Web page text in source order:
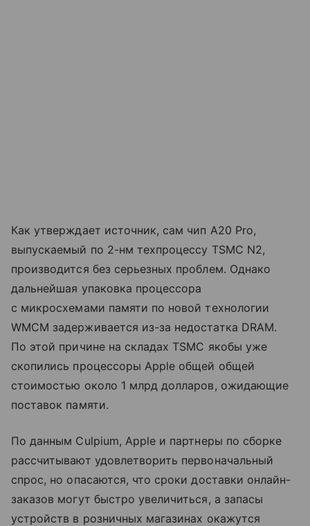
Как утверждает источник, сам чип A20 Pro,
выпускаемый по 2-нм техпроцессу TSMC N2,
производится без серьезных проблем. Однако
дальнейшая упаковка процессора
с микросхемами памяти по новой технологии
WMCM задерживается из-за недостатка DRAM.
По этой причине на складах TSMC якобы уже
скопились процессоры Apple общей общей
стоимостью около 1 млрд долларов, ожидающие
поставок памяти.
По данным Culpium, Apple и партнеры по сборке
рассчитывают удовлетворить первоначальный
спрос, но опасаются, что сроки доставки онлайн-
заказов могут быстро увеличиться, а запасы
устройств в розничных магазинах окажутся